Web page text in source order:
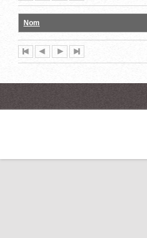
pageprécédente
suivante
page
Nom
Première
page
Page
précédente
suivante
page